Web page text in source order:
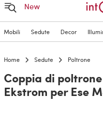
New
Mobili Sedute Decor
Home Sedute Poltrone
Coppia di
Ekstrom per Ese